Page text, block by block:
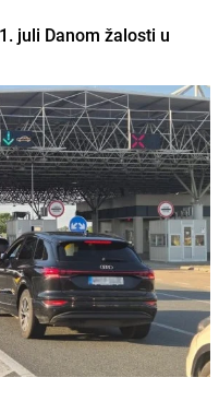
juli Danom žalosti u